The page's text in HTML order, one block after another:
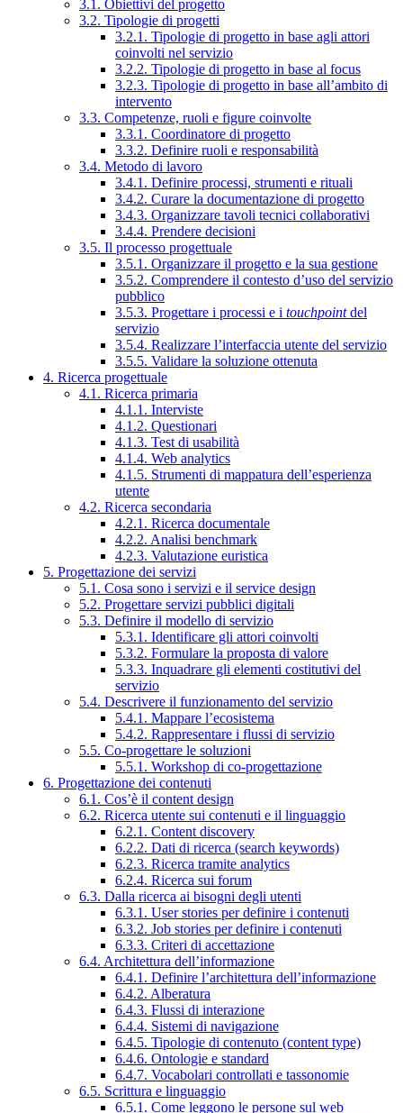
3.1. Obiettivi del progetto
3.2. Tipologie di progetti
3.2.1. Tipologie di progetto in base agli attori
coinvolti nel servizio
3.2.2. Tipologie di progetto in base al focus
3.2.3. Tipologie di progetto in base all’ambito di
intervento
3.3. Competenze, ruoli e figure coinvolte
3.3.1. Coordinatore di progetto
3.3.2. Definire ruoli e responsabilità
3.4. Metodo di lavoro
3.4.1. Definire processi, strumenti e rituali
3.4.2. Curare la documentazione di progetto
3.4.3. Organizzare tavoli tecnici collaborativi
3.4.4. Prendere decisioni
3.5. Il processo progettuale
3.5.1. Organizzare il progetto e la sua gestione
3.5.2. Comprendere il contesto d’uso del servizio
pubblico
3.5.3. Progettare i processi e i touchpointdel
servizio
3.5.4. Realizzare l’interfaccia utente del servizio
3.5.5. Validare la soluzione ottenuta
4. Ricerca progettuale
4.1. Ricerca primaria
4.1.1. Interviste
4.1.2. Questionari
4.1.3. Test di usabilità
4.1.4. Web analytics
4.1.5. Strumenti di mappatura dell’esperienza
utente
4.2. Ricerca secondaria
4.2.1. Ricerca documentale
4.2.2. Analisi benchmark
4.2.3. Valutazione euristica
5. Progettazione dei servizi
5.1. Cosa sono i servizi e il service design
5.2. Progettare servizi pubblici digitali
5.3. Definire il modello di servizio
5.3.1. Identificare gli attori coinvolti
5.3.2. Formulare la proposta di valore
5.3.3. Inquadrare gli elementi costitutivi del
servizio
5.4. Descrivere il funzionamento del servizio
5.4.1. Mappare l’ecosistema
5.4.2. Rappresentare i flussi di servizio
5.5. Co-progettare le soluzioni
5.5.1. Workshop di co-progettazione
6. Progettazione dei contenuti
6.1. Cos’è il content design
6.2. Ricerca utente sui contenuti e il linguaggio
6.2.1. Content discovery
6.2.2. Dati di ricerca (search keywords)
6.2.3. Ricerca tramite analytics
6.2.4. Ricerca sui forum
6.3. Dalla ricerca ai bisogni degli utenti
6.3.1. User stories per definire i contenuti
6.3.2. Job stories per definire i contenuti
6.3.3. Criteri di accettazione
6.4. Architettura dell’informazione
6.4.1. Definire l’architettura dell’informazione
6.4.2. Alberatura
6.4.3. Flussi di interazione
6.4.4. Sistemi di navigazione
6.4.5. Tipologie di contenuto (content type)
6.4.6. Ontologie e standard
6.4.7. Vocabolari controllati e tassonomie
6.5. Scrittura e linguaggio
6.5.1. Come leggono le persone sul web